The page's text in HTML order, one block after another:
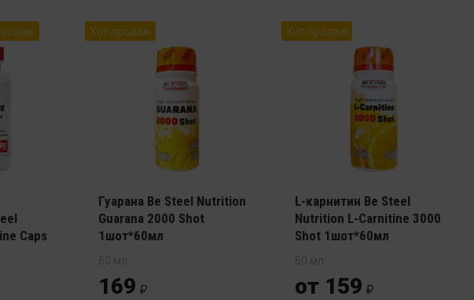
Caps
Хит продаж
Гуарана Be Steel Nutrition
Guarana 2000 Shot
1шот*60мл
60 мл
169
Хит продаж
L-карнитин Be Steel
Nutrition L-Carnitine 3000
Shot 1шот*60мл
60 мл
от 159